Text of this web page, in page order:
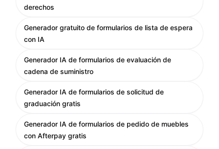
derechos
Generador gratuito de formularios de lista de espera
con IA
Generador IA de formularios de evaluación de
cadena de suministro
Generador IA de formularios de solicitud de
graduación gratis
Generador IA de formularios de pedido de muebles
con Afterpay gratis